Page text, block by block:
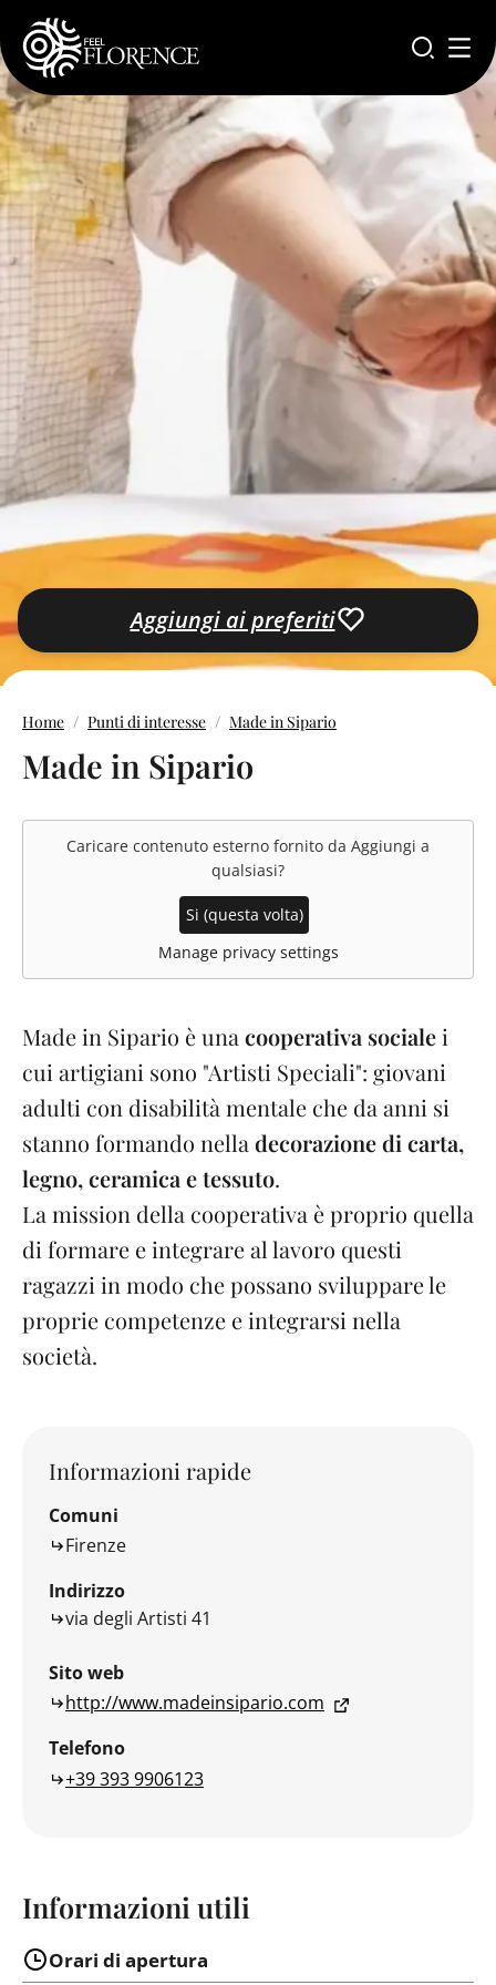
Salta al contenuto principale
Aggiungi ai preferiti
Home Punti di interesse Made in Sipario
Made in Sipario
Caricare contenuto esterno fornito da Aggiungi a
qualsiasi?
Si (questa volta)
Manage privacy settings
Made in Sipario è una cooperativa socialei
cui artigiani sono "Artisti Speciali": giovani
adulti con disabilità mentale che da anni si
stanno formando nella decorazione di carta,
legno, ceramica e tessuto.
La mission della cooperativa è proprio quella
di formare e integrare al lavoro questi
ragazzi in modo che possano sviluppare le
proprie competenze e integrarsi nella
società.
Informazioni rapide
Comuni
Firenze
Indirizzo
via degli Artisti 41
Sito web
http://www.madeinsipario.com
Telefono
+39 393 9906123
Informazioni utili
Orari di apertura